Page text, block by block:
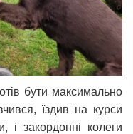
бути максимально
їздив на курси
і закордонні колеги